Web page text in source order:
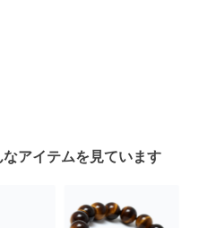
アイテムを見ています